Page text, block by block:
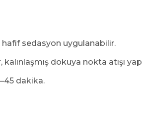
sedasyon uygulanabilir.
dokuya nokta atışı
dakika.